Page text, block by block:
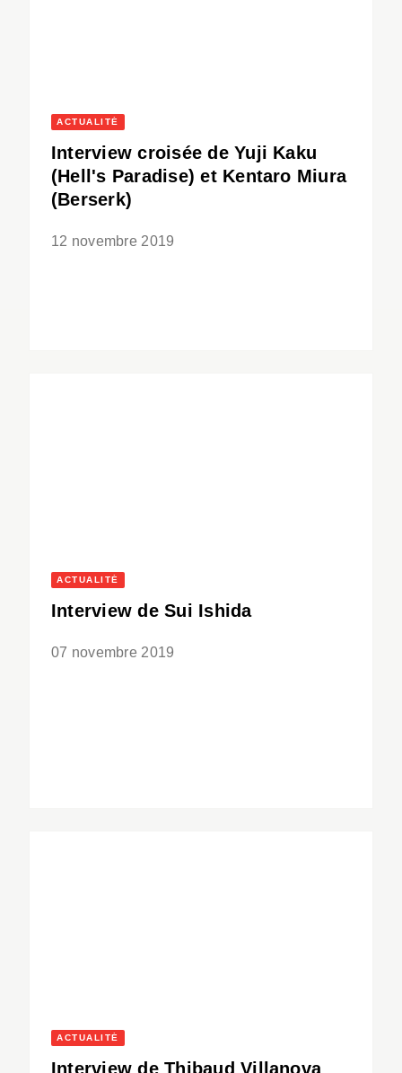
ACTUALITÉ
Interview croisée de Yuji Kaku
(Hell's Paradise) et Kentaro Miura
(Berserk)
12 novembre 2019
ACTUALITÉ
Interview de Sui Ishida
07 novembre 2019
ACTUALITÉ
Interview de Thibaud Villanova